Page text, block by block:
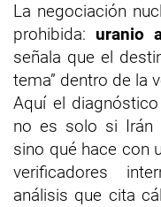
La negociación
prohibida: uranio
señala que el
tema” dentro de la
Aquí el
no es solo si Irán
sino qué hace con
verificadores
análisis que cita